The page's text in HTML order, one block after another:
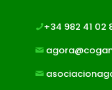
+34 982 41 02